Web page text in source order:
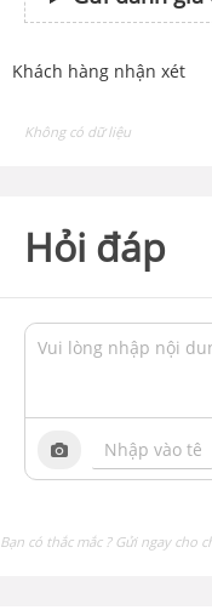
Khách hàng nhận xét
Không có dữ liệu
Hỏi đáp
Bạn có thắc mắc ? Gửi ngay cho